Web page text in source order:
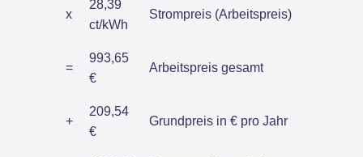
x
28,39
ct/kWh
Strompreis (Arbeitspreis)
=
993,65
€
Arbeitspreis gesamt
+
209,54
€
Grundpreis in € pro Jahr